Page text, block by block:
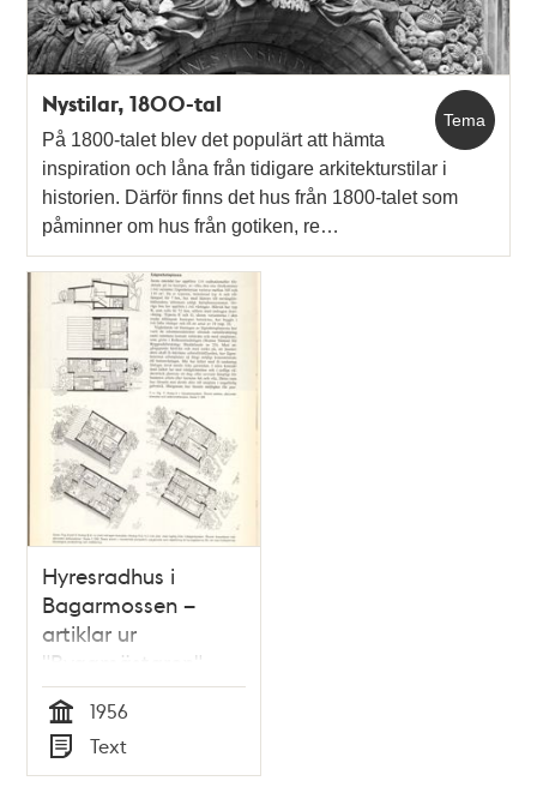
Tema
Nystilar, 1800-tal
På 1800-talet blev det populärt att hämta
inspiration och låna från tidigare arkitekturstilar i
historien. Därför finns det hus från 1800-talet som
påminner om hus från gotiken, re…
Hyresradhus i
Bagarmossen –
artiklar ur
"Byggmästaren"
1956
Tid
1956
Typ
Text